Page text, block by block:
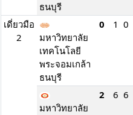
ธนบุรี
เดี่ยวมือ
2
มหาวิทยาลัย
เทคโนโลยี
พระจอมเกล้า
ธนบุรี
0 1 0
มหาวิทยาลัย
2 6 6